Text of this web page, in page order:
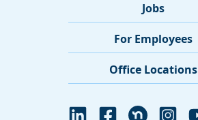
Jobs
For Employees
Office Locations